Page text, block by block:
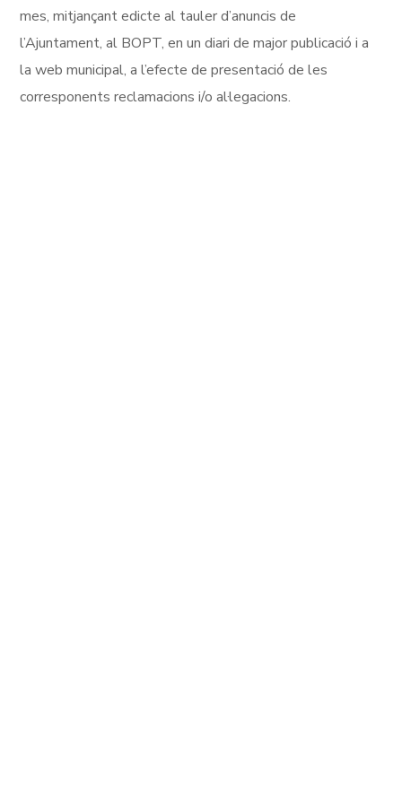
mes, mitjançant edicte al tauler d’anuncis de
l’Ajuntament, al BOPT, en un diari de major publicació i a
la web municipal, a l’efecte de presentació de les
corresponents reclamacions i/o al·legacions.